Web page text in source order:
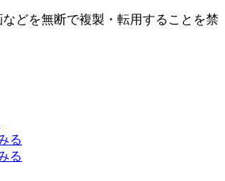
どを無断で複製・転用することを禁
る
る